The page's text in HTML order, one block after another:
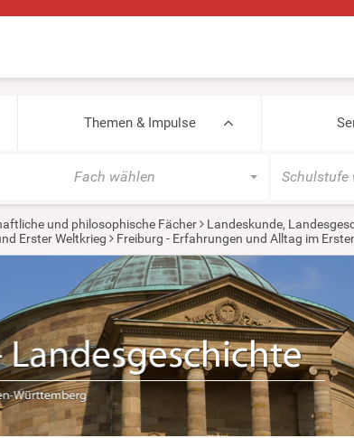
Themen & Impulse
Fach wählen Schulstufe
und philosophische Fächer Landeskunde,
Erster Weltkrieg Freiburg - Erfahrungen und Alltag im